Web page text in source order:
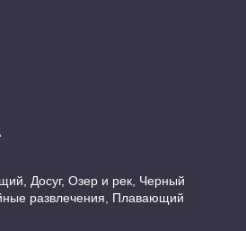
Досуг, Озер и рек, Черный
развлечения, Плавающий